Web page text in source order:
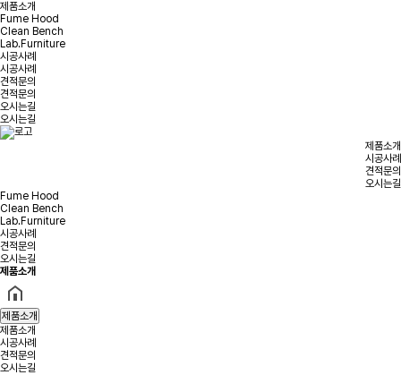
제품소개
Fume Hood
Clean Bench
Lab.Furniture
시공사례
시공사례
견적문의
견적문의
오시는길
오시는길
제품소개
시공사례
견적문의
오시는길
Fume Hood
Clean Bench
Lab.Furniture
시공사례
견적문의
오시는길
제품소개
제품소개
제품소개
시공사례
견적문의
오시는길